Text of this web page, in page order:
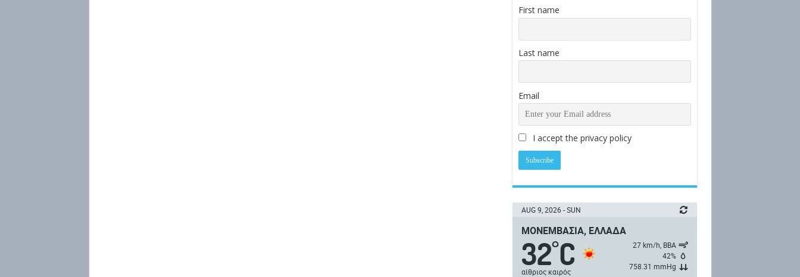
First name
Last name
Email
I accept the privacy policy
AUG 9, 2026 - SUN
ΜΟΝΕΜΒΑΣΙΆ, ΕΛΛΆΔΑ
32°C
αίθριος καιρός
27 km/h, ΒΒΑ
42%
758.31 mmHg